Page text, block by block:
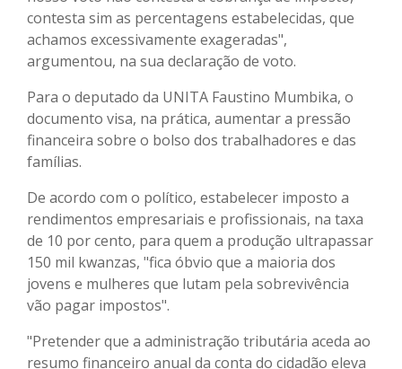
contesta sim as percentagens estabelecidas, que
achamos excessivamente exageradas",
argumentou, na sua declaração de voto.
Para o deputado da UNITA Faustino Mumbika, o
documento visa, na prática, aumentar a pressão
financeira sobre o bolso dos trabalhadores e das
famílias.
De acordo com o político, estabelecer imposto a
rendimentos empresariais e profissionais, na taxa
de 10 por cento, para quem a produção ultrapassar
150 mil kwanzas, "fica óbvio que a maioria dos
jovens e mulheres que lutam pela sobrevivência
vão pagar impostos".
"Pretender que a administração tributária aceda ao
resumo financeiro anual da conta do cidadão eleva